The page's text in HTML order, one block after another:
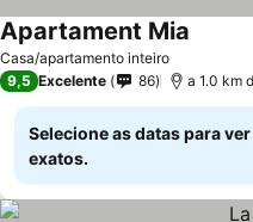
Casa/apartamento inteiro
Apartament Mia
9,5 Excelente 86 a 1.0 km
Selecione as datas para
exatos.